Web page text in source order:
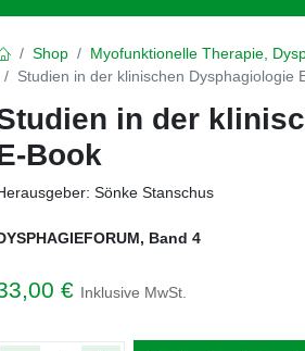
Shop
Myofunktionelle Therapie,
Studien in der klinischen Dysphagiologie
in der
Book
Sönke Stanschus
Band 4
€ Inklusive MwSt.